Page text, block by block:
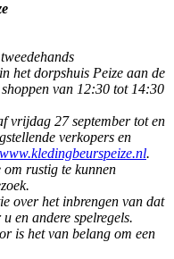
het dorpshuis Peize aan de
van 12:30 tot 14:30
vrijdag 27 september tot en
verkopers en
www.kledingbeurspeize.nl.
rustig te kunnen
over het inbrengen van dat
en andere spelregels.
is het van belang om een